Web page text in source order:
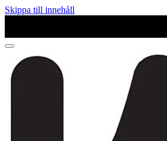
Skippa till innehåll